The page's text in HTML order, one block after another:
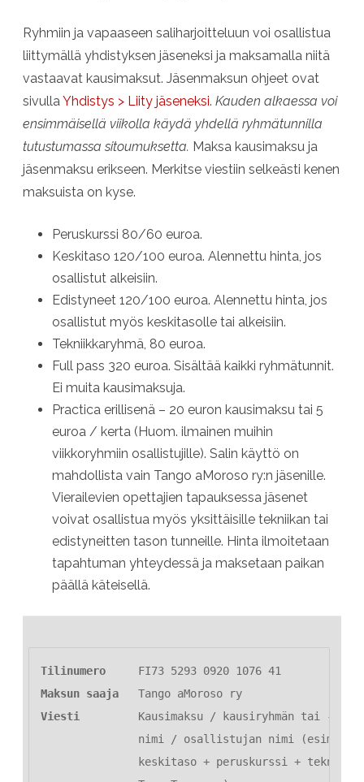
Ryhmiin ja vapaaseen saliharjoitteluun voi osallistua
liittymällä yhdistyksen jäseneksi ja maksamalla niitä
vastaavat kausimaksut. Jäsenmaksun ohjeet ovat
sivullaYhdistys > Liity jäseneksi. Kauden alkaessa voi
ensimmäisellä viikolla käydä yhdellä ryhmätunnilla
tutustumassa sitoumuksetta. Maksa kausimaksu ja
jäsenmaksu erikseen. Merkitse viestiin selkeästi kenen
maksuista on kyse.
Peruskurssi 80/60 euroa.
Keskitaso 120/100 euroa. Alennettu hinta, jos
osallistut alkeisiin.
Edistyneet 120/100 euroa. Alennettu hinta, jos
osallistut myös keskitasolle tai alkeisiin.
Tekniikkaryhmä, 80 euroa.
Full pass 320 euroa. Sisältää kaikki ryhmätunnit.
Ei muita kausimaksuja.
Practica erillisenä – 20 euron kausimaksu tai 5
euroa / kerta (Huom. ilmainen muihin
viikkoryhmiin osallistujille). Salin käyttö on
mahdollista vain Tango aMoroso ry:n jäsenille.
Vierailevien opettajien tapauksessa jäsenet
voivat osallistua myös yksittäisille tekniikan tai
edistyneitten tason tunneille. Hinta ilmoitetaan
tapahtuman yhteydessä ja maksetaan paikan
päällä käteisellä.
Tilinumero
Maksun saaja
Viesti
Kausimaksu / kausiryhmän tai -
nimi / osallistujan nimi (esim.
keskitaso + peruskurssi +